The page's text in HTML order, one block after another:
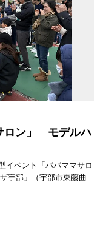
ロン」 モデルハ
イベント「パパママサロ
宇部」（宇部市東藤曲